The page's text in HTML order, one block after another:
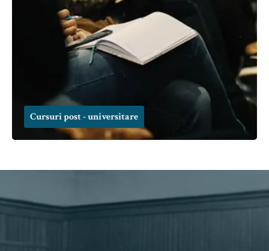
Cursuri post - universitare